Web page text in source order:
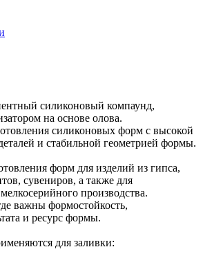
силиконовый компаунд,
на основе олова.
силиконовых форм с высокой
и стабильной геометрией формы.
форм для изделий из гипса,
сувениров, а также для
производства.
важны формостойкость,
и ресурс формы.
для заливки: